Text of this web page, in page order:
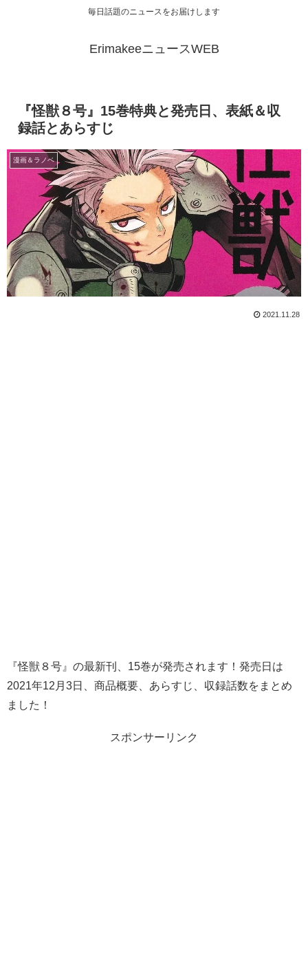
毎日話題のニュースをお届けします
ErimakeeニュースWEB
『怪獣８号』15巻特典と発売日、表紙＆収
録話とあらすじ
漫画＆ラノベ
2021.11.28
『怪獣８号』の最新刊、15巻が発売されます！発売日は
2021年12月3日、商品概要、あらすじ、収録話数をまとめ
ました！
スポンサーリンク